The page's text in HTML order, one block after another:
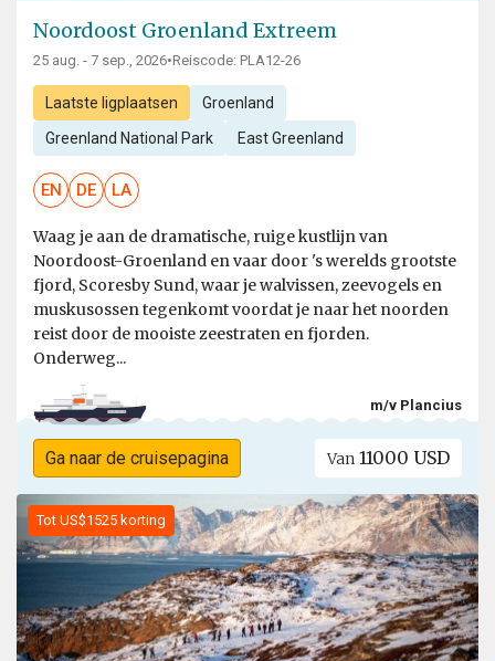
Noordoost Groenland Extreem
25 aug. - 7 sep., 2026•Reiscode: PLA12-26
Laatste ligplaatsen Groenland
Greenland National Park East Greenland
EN DE LA
Waag je aan de dramatische, ruige kustlijn van
Noordoost-Groenland en vaar door 's werelds grootste
fjord, Scoresby Sund, waar je walvissen, zeevogels en
muskusossen tegenkomt voordat je naar het noorden
reist door de mooiste zeestraten en fjorden.
Onderweg...
m/v Plancius
Ga naar de cruisepagina Van 11000 USD
Tot US$1525 korting